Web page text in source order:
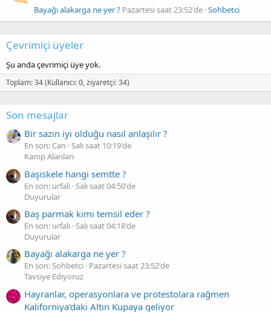
Bayağı alakarga ne yer ? Pazartesi saat 23:52'de Sohbetci
Çevrimiçi üyeler
Şu anda çevrimiçi üye yok.
Toplam: 34 (Kullanıcı: 0, ziyaretçi: 34)
Son mesajlar
Bir sazın iyi olduğu nasıl anlaşılır ?
En son: Can Salı saat 10:19'de
Kamp Alanları
Başiskele hangi semtte ?
En son: urfali Salı saat 04:50'de
Duyurular
Baş parmak kimi temsil eder ?
En son: urfali Salı saat 04:18'de
Duyurular
Bayağı alakarga ne yer ?
En son: Sohbetci Pazartesi saat 23:52'de
Tavsiye Ediyoruz
Hayranlar, operasyonlara ve protestolara rağmen
Kaliforniya'daki Altın Kupaya geliyor